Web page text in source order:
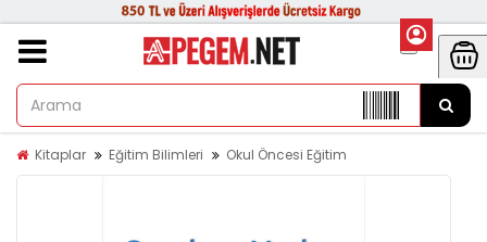
Kitaplar Eğitim Bilimleri Okul Öncesi Eğitim